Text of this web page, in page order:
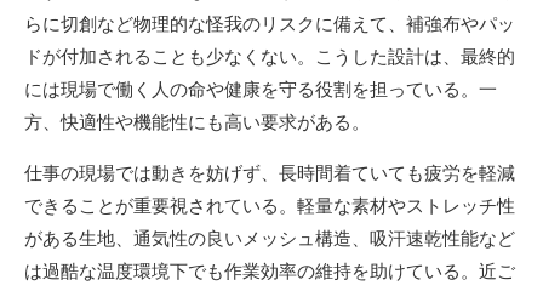
らに切創など物理的な怪我のリスクに備えて、補強布やパッ
ドが付加されることも少なくない。こうした設計は、最終的
には現場で働く人の命や健康を守る役割を担っている。一
方、快適性や機能性にも高い要求がある。
仕事の現場では動きを妨げず、長時間着ていても疲労を軽減
できることが重要視されている。軽量な素材やストレッチ性
がある生地、通気性の良いメッシュ構造、吸汗速乾性能など
は過酷な温度環境下でも作業効率の維持を助けている。近ご